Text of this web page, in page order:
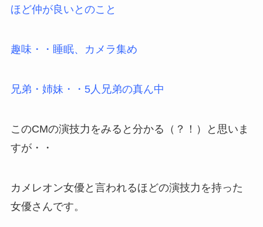
ほど仲が良いとのこと
趣味・・睡眠、カメラ集め
兄弟・姉妹・・5人兄弟の真ん中
このCMの演技力をみると分かる（？！）と思いま
すが・・
カメレオン女優と言われるほどの演技力を持った
女優さんです。